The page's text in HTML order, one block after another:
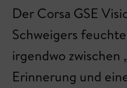
Der Corsa GSE
Schweigers
irgendwo zwischen
Erinnerung und